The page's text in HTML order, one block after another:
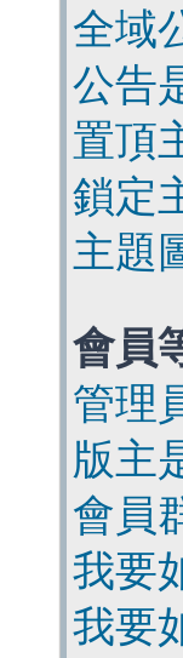
全域
公告
置頂
鎖定
主題
會員
管理
版主
會員
我要
我要